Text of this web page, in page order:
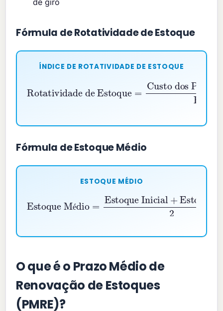
de giro
Fórmula de Rotatividade de Estoque
ÍNDICE DE ROTATIVIDADE DE ESTOQUE
=
Custo dos Produtos Vendidos (CPV)
Fórmula de Estoque Médio
ESTOQUE MÉDIO
é
Estoque Médio=
Estoque Final2
O que é o Prazo Médio de
Renovação de Estoques
(PMRE)?